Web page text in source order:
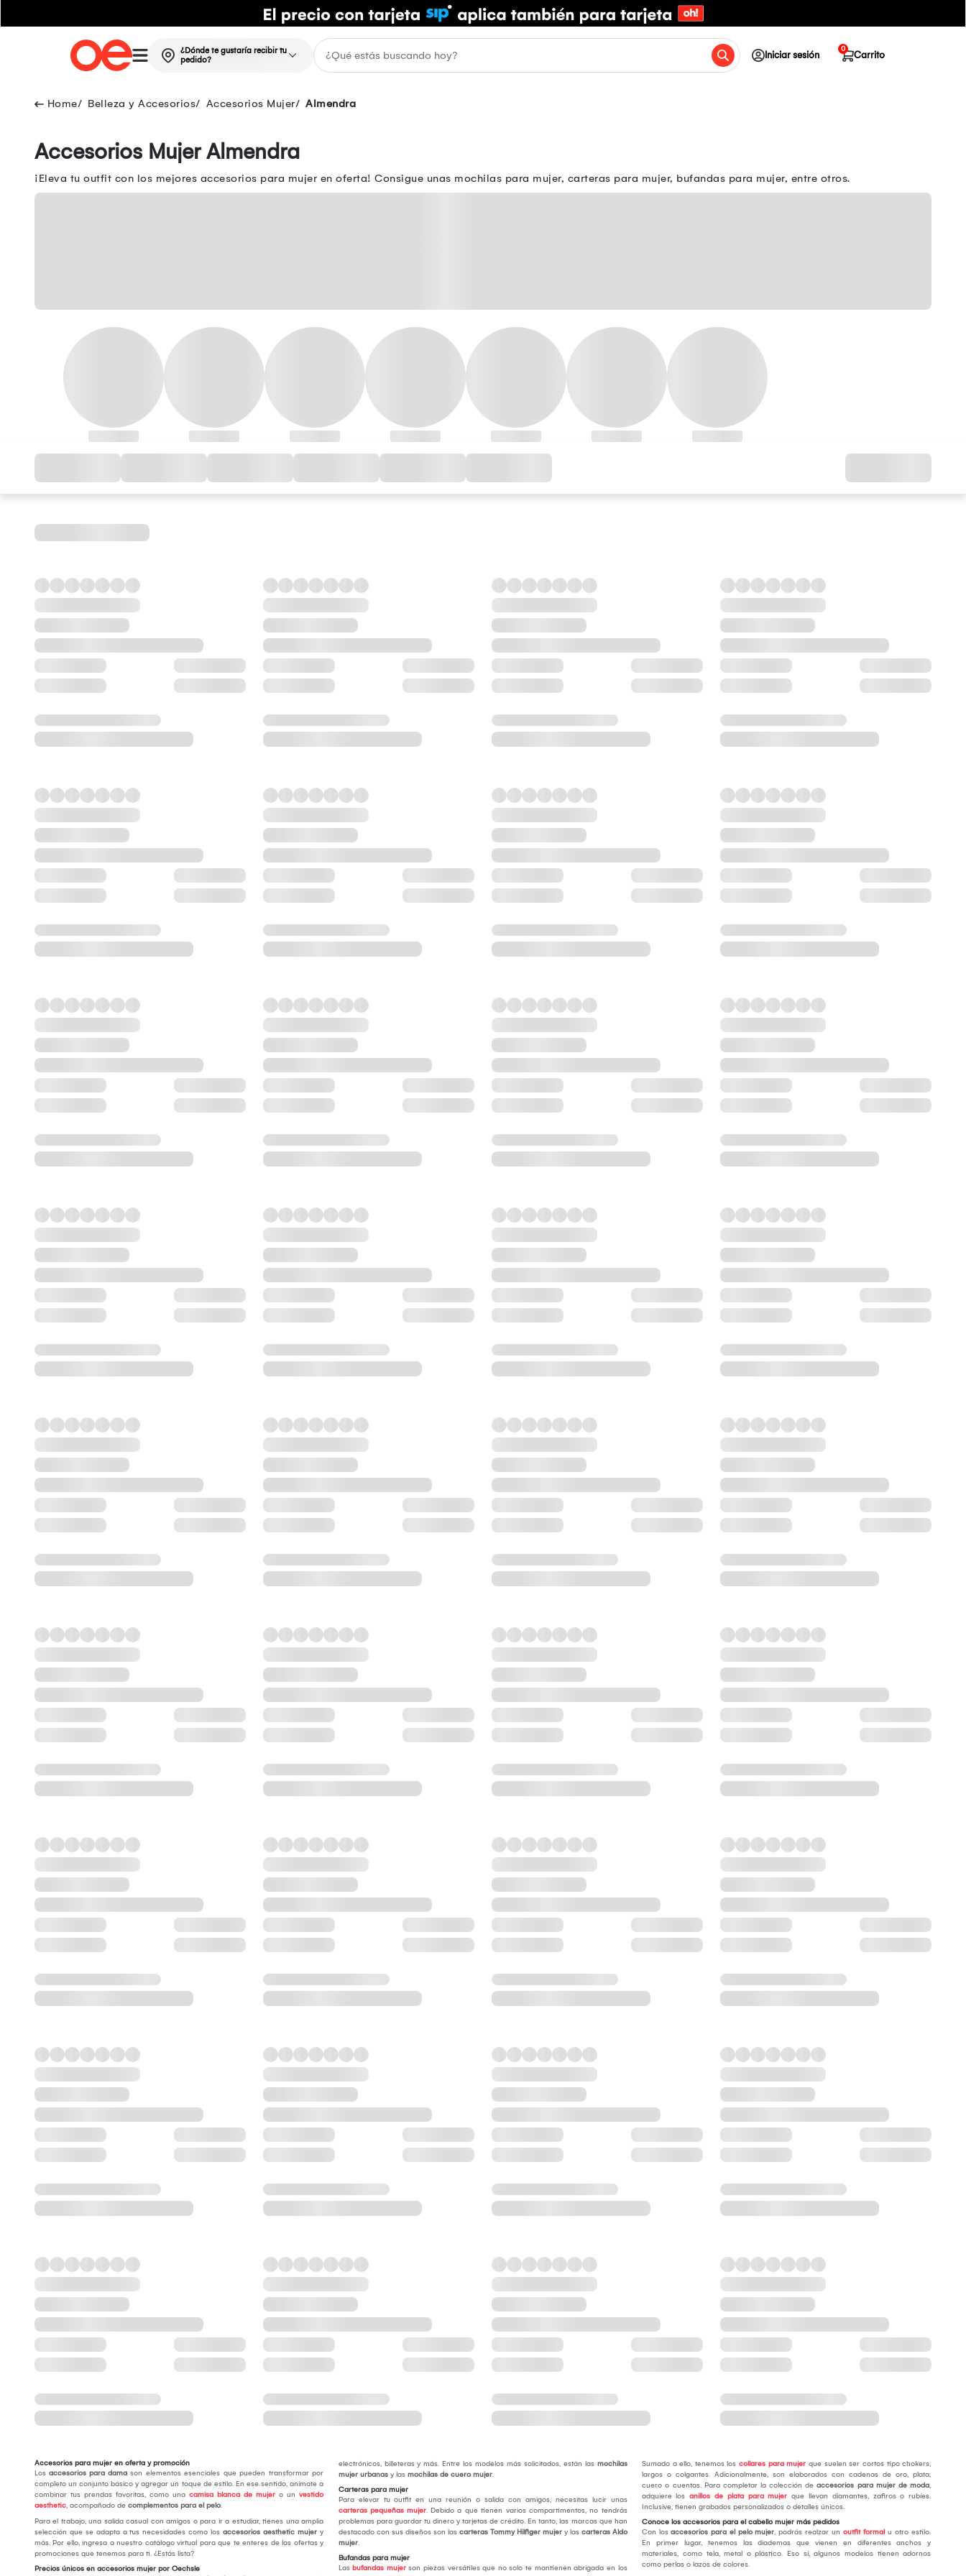
¿Dónde te gustaría recibir tu
pedido?
Iniciar sesión Carrito
0
Belleza y Accesorios Accesorios Mujer Almendra
Accesorios Mujer Almendra
¡Eleva tu outfit con los mejores accesorios para mujer en oferta! Consigue unas mochilas para mujer, carteras para mujer, bufandas para mujer, entre otros.
Accesorios para mujer en oferta y promoción
Los accesorios para dama son elementos esenciales que pueden transformar por
completo un conjunto básico y agregar un toque de estilo. En ese sentido, anímate a
combinar tus prendas favoritas, como una camisa blanca de mujer o un vestido
aesthetic, acompañado de complementos para el pelo.
Para el trabajo, una salida casual con amigos o para ir a estudiar, tienes una amplia
selección que se adapta a tus necesidades como los accesorios aesthetic mujer y
más. Por ello, ingresa a nuestro catálogo virtual para que te enteres de las ofertas y
promociones que tenemos para ti. ¿Estás lista?
Precios únicos en accesorios mujer por Oechsle
electrónicos, billeteras y más. Entre los modelos más solicitados, están las mochilas
mujer urbanasy las mochilas de cuero mujer.
Carteras para mujer
Para elevar tu outfit en una reunión o salida con amigos, necesitas lucir unas
carteras pequeñas mujer. Debido a que tienen varios compartimentos, no tendrás
problemas para guardar tu dinero y tarjetas de crédito. En tanto, las marcas que han
destacado con sus diseños son las carteras Tommy Hilfiger mujery las carteras Aldo
mujer.
Bufandas para mujer
Lasbufandas mujerson piezas versátiles que no solo te mantienen abrigada en los
Sumado a ello, tenemos los collares para mujer que suelen ser cortos tipo chokers,
largos o colgantes. Adicionalmente, son elaborados con cadenas de oro, plata,
cuero o cuentas. Para completar la colección deaccesorios para mujer de moda,
adquiere los anillos de plata para mujer que llevan diamantes, zafiros o rubíes.
Inclusive, tienen grabados personalizados o detalles únicos.
Conoce los accesorios para el cabello mujer más pedidos
Con losaccesorios para el pelo mujer, podrás realzar un outfit formal u otro estilo.
En primer lugar, tenemos las diademas que vienen en diferentes anchos y
materiales, como tela, metal o plástico. Eso sí, algunos modelos tienen adornos
como perlas o lazos de colores.